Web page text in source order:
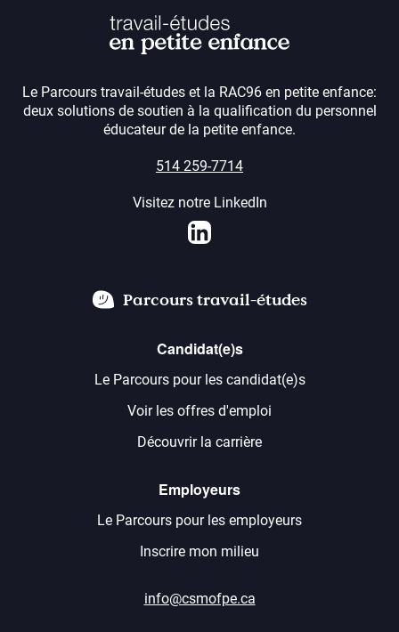
Le Parcours travail-études et la RAC96 en petite enfance:
deux solutions de soutien à la qualification du personnel
éducateur de la petite enfance.
514 259-7714
Visitez notre LinkedIn
LinkedIn
Parcours travail-études
Candidat(e)s
Le Parcours pour les candidat(e)s
Voir les offres d'emploi
Découvrir la carrière
Employeurs
Le Parcours pour les employeurs
Inscrire mon milieu
info@csmofpe.ca